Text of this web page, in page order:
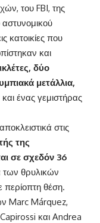
του FBI, της
κατοικίες που
και
δύο
μετάλλια,
ένας γεμιστήρας
στις
της
σε σχεδόν 36
των θρυλικών
περίοπτη θέση.
Marc Márquez,
και Andrea